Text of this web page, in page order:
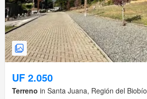
UF 2.050
Terreno in Santa Juana, Región del Biobío